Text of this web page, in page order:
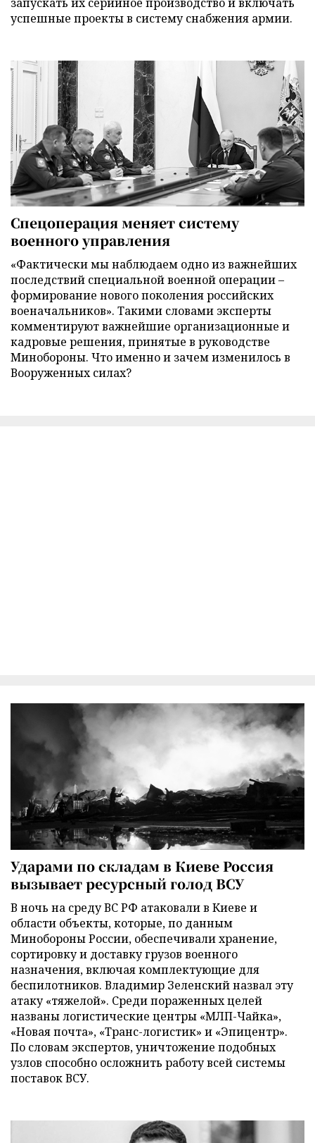
успешные проекты в систему снабжения армии.
Спецоперация меняет систему
военного управления
«Фактически мы наблюдаем одно из важнейших
последствий специальной военной операции –
формирование нового поколения российских
военачальников». Такими словами эксперты
комментируют важнейшие организационные и
кадровые решения, принятые в руководстве
Минобороны. Что именно и зачем изменилось в
Вооруженных силах?
Ударами по складам в Киеве Россия
вызывает ресурсный голод ВСУ
В ночь на среду ВС РФ атаковали в Киеве и
области объекты, которые, по данным
Минобороны России, обеспечивали хранение,
сортировку и доставку грузов военного
назначения, включая комплектующие для
беспилотников. Владимир Зеленский назвал эту
атаку «тяжелой». Среди пораженных целей
названы логистические центры «МЛП-Чайка»,
«Новая почта», «Транс-логистик» и «Эпицентр».
По словам экспертов, уничтожение подобных
узлов способно осложнить работу всей системы
поставок ВСУ.